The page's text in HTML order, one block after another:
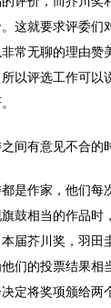
。这就要求评委
常无聊的理由赞
以评选工作可以
间有意见不合的
是作家，他们每
鼓相当的作品时
届芥川奖，羽田
们的投票结果相
定将奖项颁给两